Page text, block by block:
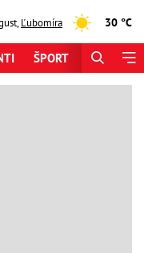
,Ľubomíra 30 °C
ŠPORT